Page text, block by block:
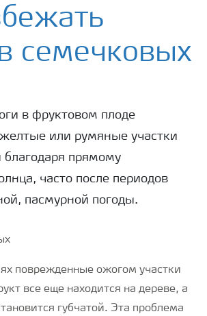
и их безопасность
семечковых
в фруктовом плоде
или румяные участки
прямому
часто после периодов
пасмурной погоды.
поврежденные ожогом участки
все еще находится на дереве, а
губчатой. Эта проблема